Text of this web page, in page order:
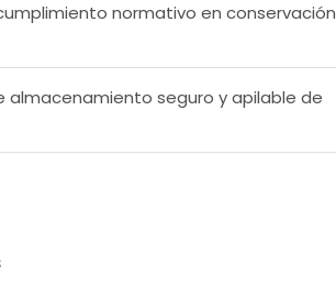
normativo en conservación
almacenamiento seguro y apilable de